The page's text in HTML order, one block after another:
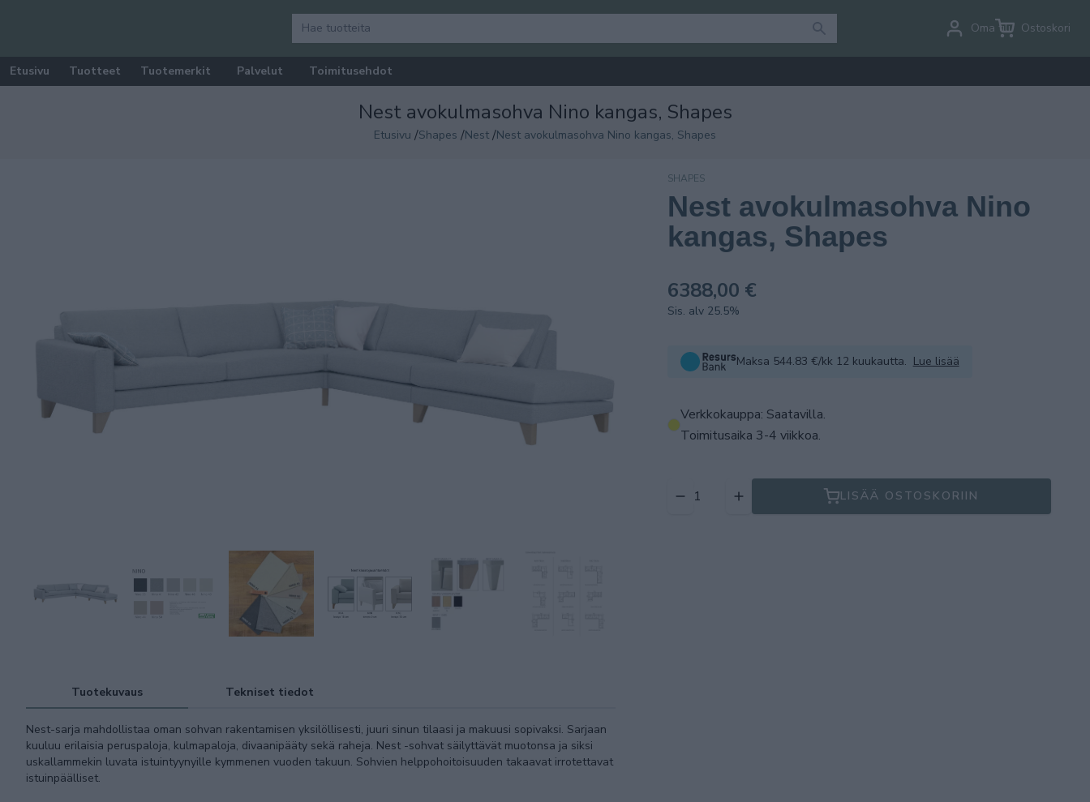
Oma tili Ostoskori
Etusivu Tuotteet Tuotemerkit Palvelut Toimitusehdot
Nest avokulmasohva Nino kangas, Shapes
Etusivu /Shapes /Nest /Nest avokulmasohva Nino kangas, Shapes
Tuotekuvaus Tekniset tiedot
Nest-sarja mahdollistaa oman sohvan rakentamisen yksilöllisesti, juuri sinun tilaasi ja makuusi sopivaksi. Sarjaan
kuuluu erilaisia peruspaloja, kulmapaloja, divaanipääty sekä raheja. Nest -sohvat säilyttävät muotonsa ja siksi
uskallammekin luvata istuintyynyille kymmenen vuoden takuun. Sohvien helppohoitoisuuden takaavat irrotettavat
istuinpäälliset.
SHAPES
Nest avokulmasohva Nino
kangas, Shapes
6388,00 €
Sis. alv 25.5%
Maksa 544.83 €/kk 12 kuukautta. Lue lisää
Verkkokauppa: Saatavilla.
Toimitusaika 3-4 viikkoa.
LISÄÄ OSTOSKORIIN